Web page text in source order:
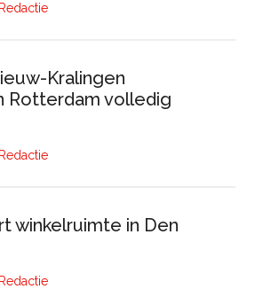
Redactie
Kralingen
Rotterdam volledig
Redactie
winkelruimte in Den
Redactie